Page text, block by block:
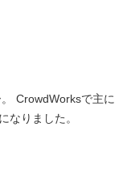
CrowdWorksで主に
なりました。